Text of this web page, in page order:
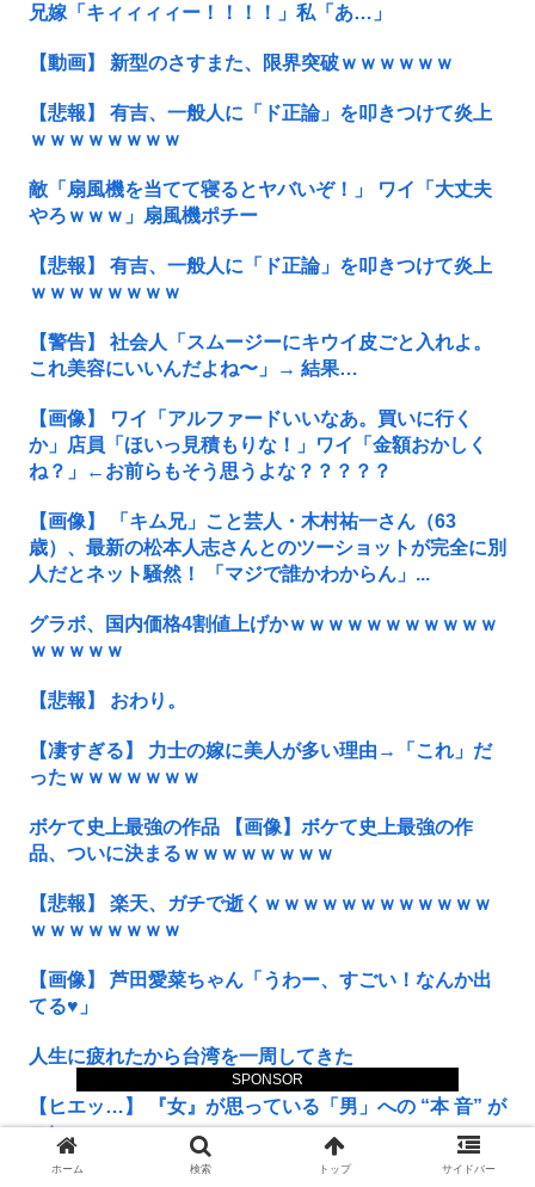
SPONSOR
兄嫁「キィィィィー！！！！」私「あ…」
【動画】 新型のさすまた、限界突破ｗｗｗｗｗｗ
【悲報】 有吉、一般人に「ド正論」を叩きつけて炎上
ｗｗｗｗｗｗｗｗ
敵「扇風機を当てて寝るとヤバいぞ！」 ワイ「大丈夫
やろｗｗｗ」扇風機ポチー
【悲報】 有吉、一般人に「ド正論」を叩きつけて炎上
ｗｗｗｗｗｗｗｗ
【警告】 社会人「スムージーにキウイ皮ごと入れよ。
これ美容にいいんだよね〜」→ 結果…
【画像】 ワイ「アルファードいいなあ。買いに行く
か」店員「ほいっ見積もりな！」ワイ「金額おかしく
ね？」←お前らもそう思うよな？？？？？
【画像】 「キム兄」こと芸人・木村祐一さん（63
歳）、最新の松本人志さんとのツーショットが完全に別
人だとネット騒然！ 「マジで誰かわからん」...
グラボ、国内価格4割値上げかｗｗｗｗｗｗｗｗｗｗｗ
ｗｗｗｗｗ
【悲報】 おわり。
【凄すぎる】 力士の嫁に美人が多い理由→「これ」だ
ったｗｗｗｗｗｗｗ
ボケて史上最強の作品 【画像】ボケて史上最強の作
品、ついに決まるｗｗｗｗｗｗｗｗ
【悲報】 楽天、ガチで逝くｗｗｗｗｗｗｗｗｗｗｗｗ
ｗｗｗｗｗｗｗｗ
【画像】 芦田愛菜ちゃん「うわー、すごい！なんか出
てる♥」
人生に疲れたから台湾を一周してきた
【ヒエッ…】 『女』が思っている「男」への “本 音” が
コレｗｗｗｗｗｗｗｗｗｗ
ホーム 検索 トップ サイドバー